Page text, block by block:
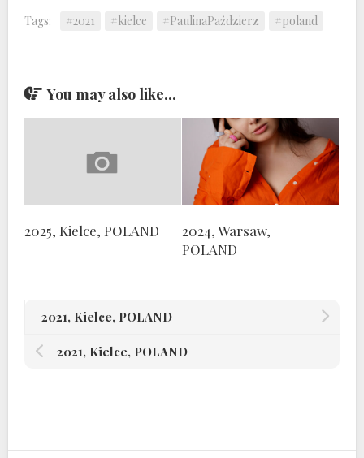
Tags: #2021 #kielce #PaulinaPaździerz #poland
You may also like...
2025, Kielce, POLAND
2024, Warsaw,
POLAND
2021, Kielce, POLAND
2021, Kielce, POLAND